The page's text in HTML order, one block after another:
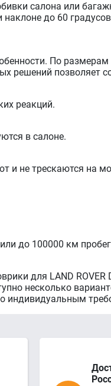
салона или
до 60
По
решений позволяет
реакций.
в салоне.
не трескаются на
до 100000 км
для LAND ROVER
несколько
индивидуальным